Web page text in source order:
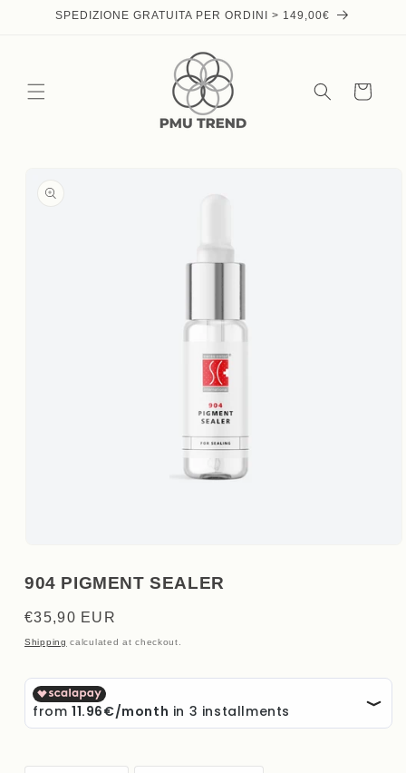
Skip toSPEDIZIONE GRATUITA PER ORDINI > 149,00€
Cart
information
1
in
904 PIGMENT SEALER
Regular
price
€35,90 EUR
Shipping calculated at checkout.